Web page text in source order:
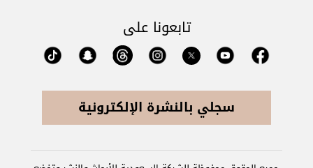
تابعونا على
سجلي بالنشرة الإلكترونية